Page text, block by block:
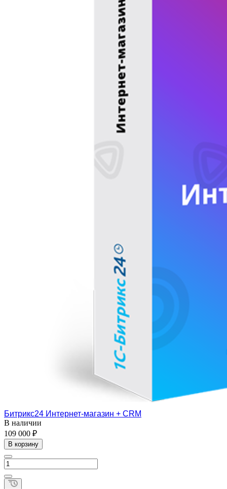
Битрикс24 Интернет-магазин + CRM
В наличии
109 000 ₽
В корзину